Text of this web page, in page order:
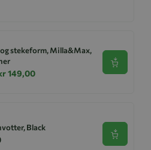
stekeform, Milla&Max,
149,00
Se
Black
Se